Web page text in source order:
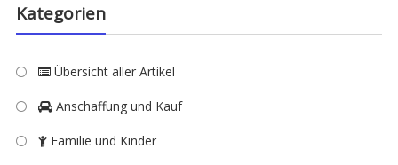
Kategorien
Übersicht aller Artikel
Anschaffung und Kauf
Familie und Kinder